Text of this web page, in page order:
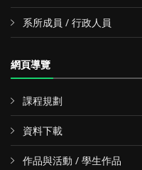
系所成員 / 行政人員
網頁導覽
課程規劃
資料下載
作品與活動 / 學生作品